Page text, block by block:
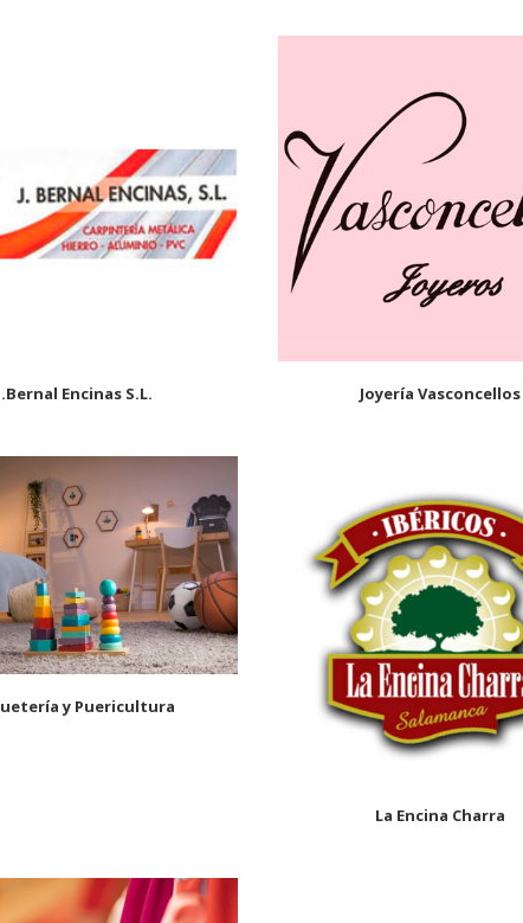
Encinas S.L. Joyería Vasconcellos
y Puericultura
La Encina Charra